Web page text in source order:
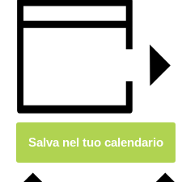
Salva nel tuo calendario